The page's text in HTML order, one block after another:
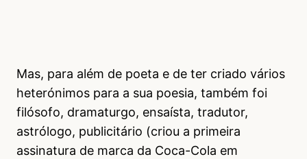
Mas, para além de poeta e de ter criado vários
heterónimos para a sua poesia, também foi
filósofo, dramaturgo, ensaísta, tradutor,
astrólogo, publicitário (criou a primeira
assinatura de marca da Coca-Cola em